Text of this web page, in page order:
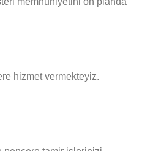
hizmet vermekteyiz.